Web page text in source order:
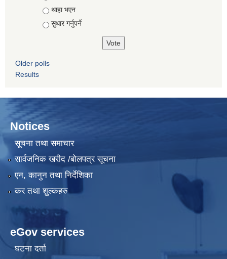
थाहा भएन
सुधार गर्नुपर्ने
Older polls
Results
Notices
सूचना तथा समाचार
सार्वजनिक खरीद /बोलपत्र सूचना
एन, कानुन तथा निर्देशिका
कर तथा शुल्कहरु
eGov services
घटना दर्ता